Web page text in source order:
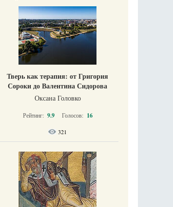
Тверь как терапия: от Григория
Сороки до Валентина Сидорова
Оксана Головко
Рейтинг: 9.9 Голосов: 16
321